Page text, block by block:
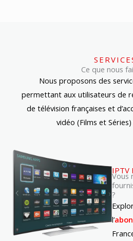
Ce que nous
Nous proposons des
permettant aux utilisateurs de
de télévision françaises et
vidéo (Films et
IPTV
Vous
?
l’